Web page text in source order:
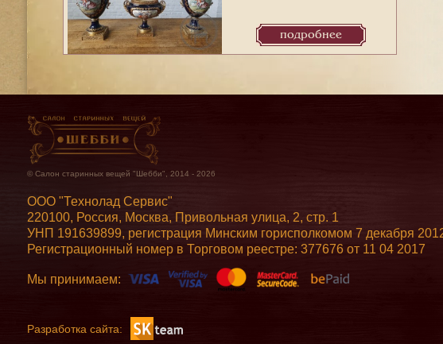
подробнее
© Салон старинных вещей "Шебби", 2014 - 2026
ООО "Технолад Сервис"
220100, Россия, Москва, Привольная улица, 2, стр. 1
УНП 191639899, регистрация Минским горисполкомом 7 декабря
Регистрационный номер в Торговом реестре: 377676 от 11 04 2017
Мы принимаем:
Разработка сайта: